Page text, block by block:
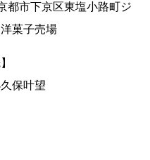
都市下京区東塩小路町ジ
菓子売場
保叶望